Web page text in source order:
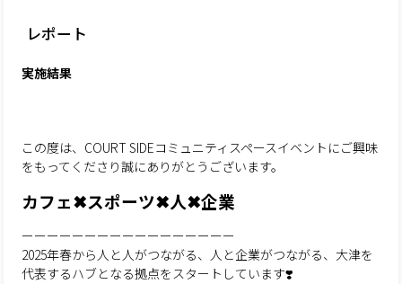
レポート
実施結果
この度は、COURT SIDEコミュニティスペースイベントにご興味
をもってくださり誠にありがとうございます。
カフェ✖︎スポーツ✖︎人✖︎企業
ーーーーーーーーーーーーーーーーー
2025年春から人と人がつながる、人と企業がつながる、大津を
代表するハブとなる拠点をスタートしています❣️